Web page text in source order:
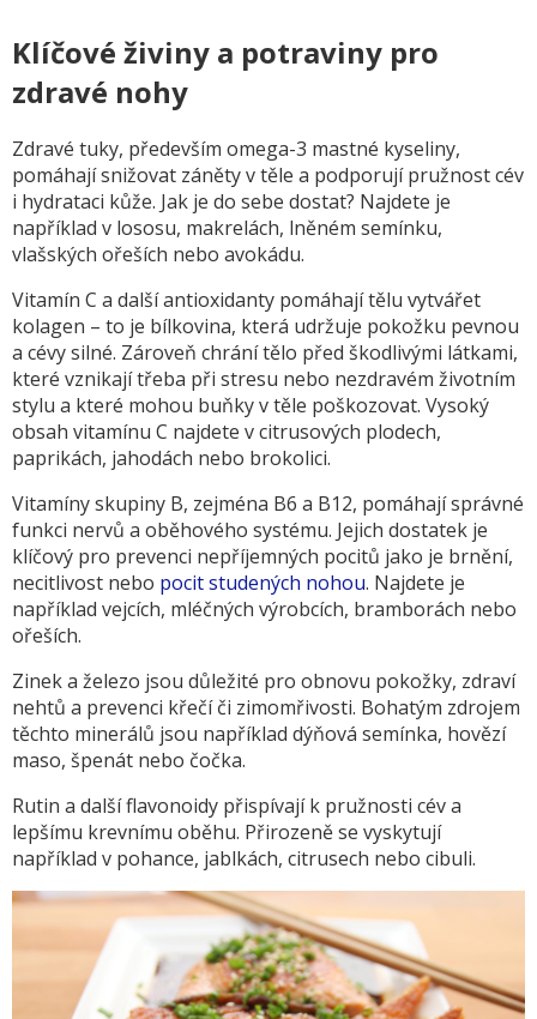
Klíčové živiny a potraviny pro
zdravé nohy
Zdravé tuky, především omega-3 mastné kyseliny,
pomáhají snižovat záněty v těle a podporují pružnost cév
i hydrataci kůže. Jak je do sebe dostat? Najdete je
například v lososu, makrelách, lněném semínku,
vlašských ořeších nebo avokádu.
Vitamín C a další antioxidanty pomáhají tělu vytvářet
kolagen – to je bílkovina, která udržuje pokožku pevnou
a cévy silné. Zároveň chrání tělo před škodlivými látkami,
které vznikají třeba při stresu nebo nezdravém životním
stylu a které mohou buňky v těle poškozovat. Vysoký
obsah vitamínu C najdete v citrusových plodech,
paprikách, jahodách nebo brokolici.
Vitamíny skupiny B, zejména B6 a B12, pomáhají správné
funkci nervů a oběhového systému. Jejich dostatek je
klíčový pro prevenci nepříjemných pocitů jako je brnění,
necitlivost nebo pocit studených nohou. Najdete je
například vejcích, mléčných výrobcích, bramborách nebo
ořeších.
Zinek a železo jsou důležité pro obnovu pokožky, zdraví
nehtů a prevenci křečí či zimomřivosti. Bohatým zdrojem
těchto minerálů jsou například dýňová semínka, hovězí
maso, špenát nebo čočka.
Rutin a další flavonoidy přispívají k pružnosti cév a
lepšímu krevnímu oběhu. Přirozeně se vyskytují
například v pohance, jablkách, citrusech nebo cibuli.